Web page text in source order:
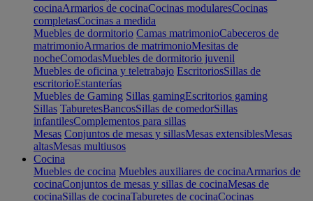
cocinaArmarios de cocinaCocinas modularesCocinas
completasCocinas a medida
Muebles de dormitorio Camas matrimonioCabeceros de
matrimonioArmarios de matrimonioMesitas de
nocheComodasMuebles de dormitorio juvenil
Muebles de oficina y teletrabajo EscritoriosSillas de
escritorioEstanterías
Muebles de Gaming Sillas gamingEscritorios gaming
Sillas TaburetesBancosSillas de comedorSillas
infantilesComplementos para sillas
Mesas Conjuntos de mesas y sillasMesas extensiblesMesas
altasMesas multiusos
Cocina
Muebles de cocina Muebles auxiliares de cocinaArmarios de
cocinaConjuntos de mesas y sillas de cocinaMesas de
cocinaSillas de cocinaTaburetes de cocinaCocinas